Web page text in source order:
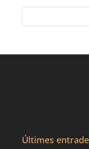
Últimes